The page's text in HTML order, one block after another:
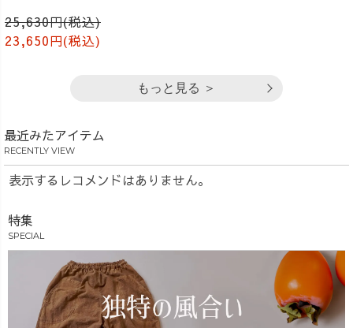
25,630円(税込)
23,650円(税込)
もっと見る ＞
最近みたアイテム
RECENTLY VIEW
表示するレコメンドはありません。
特集
SPECIAL